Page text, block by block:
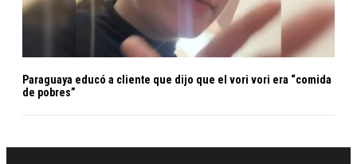
Paraguaya educó a cliente que dijo que el vori vori era “comida
de pobres”